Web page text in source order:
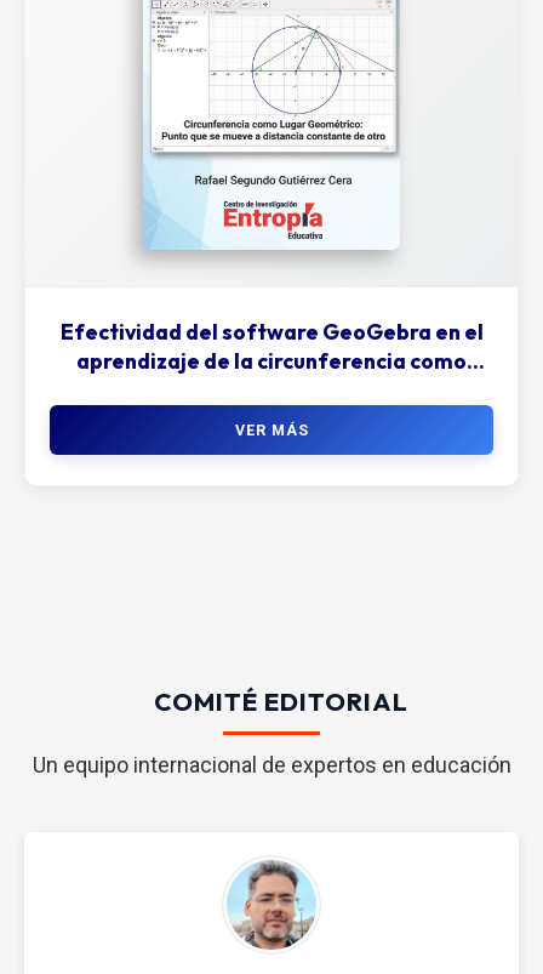
Efectividad del software GeoGebra en el
aprendizaje de la circunferencia como
VER MÁS
COMITÉ EDITORIAL
Un equipo internacional de expertos en educación